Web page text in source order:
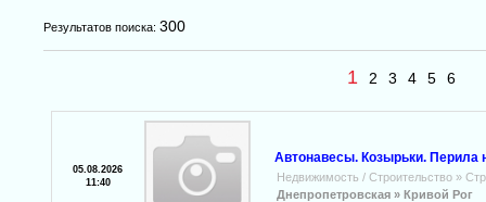
Результатов поиска: 300
1 2 3 4 5 6
05.08.2026
11:40
Автонавесы. Козырьки. Перила
Недвижимость / Строительство »
Днепропетровская » Кривой Рог